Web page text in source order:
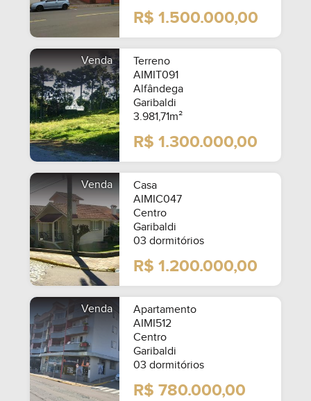
R$ 1.500.000,00
Venda
Terreno
AIMIT091
Alfândega
Garibaldi
3.981,71m²
R$ 1.300.000,00
Venda
Casa
AIMIC047
Centro
Garibaldi
03 dormitórios
R$ 1.200.000,00
Venda
Apartamento
AIMI512
Centro
Garibaldi
03 dormitórios
R$ 780.000,00